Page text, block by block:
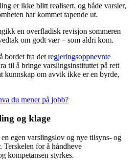
er ikke blitt realisert, og både varsler,
har kommet tapende ut.
en overfladisk revisjon sommeren
om godt vær – som aldri kom.
bordet fra det regjeringsoppnevnte
til å bringe varslingsinstituttet på rett
kunnskap om avvik ikke er en byrde,
du mener på jobb?
og klage
egen varslingslov og nye tilsyns- og
Terskelen for å håndheve
kompetansen styrkes.